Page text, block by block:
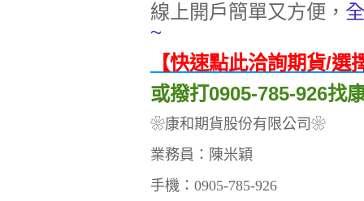
線上開戶簡單又方便，
~
【快速點此洽詢期貨/選
或撥打0905-785-926找
❀康和期貨股份有限公司❀
業務員：陳米穎
手機：0905-785-926